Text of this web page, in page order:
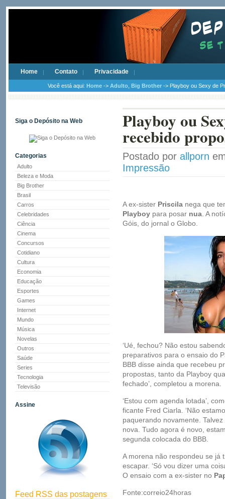
Home Contato Privacidade
Você está aqui: Home -> Adulto Big Brother -> Playboy ou Sexy de
Siga o Depósito na Web
Categorias
Adulto
Beleza e Moda
Big Brother
Brasil
Carros
Celebridades
Ciência
Cinema
Concursos
Cotidiano
Cultura
Economia
Educação
Esportes
Games
Internet
Mundo
Música
Novelas
Outros
Saúde
Series
Tecnologia
Televisão
Assine
Feed RSS das postagens
Playboy ou
recebido
Postado por allporn
Impressão
A ex-sister Priscila nega que
Playboy para posar nua . A
Góis, do jornal o Globo.
‘Ué, fechou? Não estou
preparativos para o ensaio do
BBB disse ainda que recebeu
propostas, tanto da Playboy
fechado’, completou a morena.
‘Estou com agenda lotada’,
ficante Fred Ciarla. ‘Não
paquerando novamente.
nova. Tudo agora é novo,
segunda colocada do BBB.
A morena não respondeu se já
escapar. ‘Só vou dizer uma
O ensaio com a ex-sister no
Fonte:correio24horas